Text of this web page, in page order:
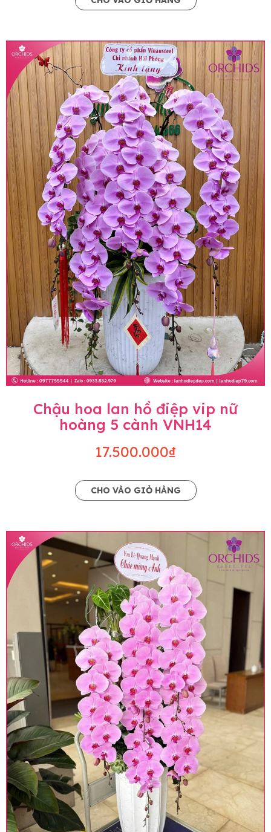
• Giá trên website chưa bao gồm thuế giá trị gia
• Giá trên được miễn ship giao trong nội thành,
miễn phí in thiệp - banner theo yêu cầu khách
hàng.
• Beautiful Orchids liên kết với các cửa hàng
trên toàn quốc để phục vụ giao hoa tận nơi, mỗi
khu vực sẽ có mức giá khác nhau (tùy vào chi
phí mặt bằng, nguyên vật liệu,..) nên giá có thể sẽ
thay đổi so với giá niêm yết trên website. Khách
hàng ở Tỉnh thành khác vui lòng chủ động hỏi lại
giá trước khi đặt hàng, shop sẽ chủ động báo giá
chính xác khi có địa chỉ giao hàng cụ thể.
Chậu hoa lan hồ điệp vip nữ
hoàng 5 cành VNH14
17.500.000₫
CHO VÀO GIỎ HÀNG